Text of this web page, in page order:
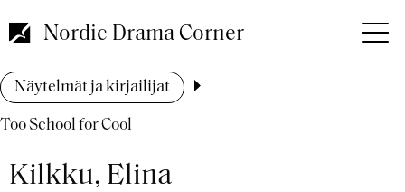
pääsisältöön
Nordic Drama Corner
Murupolku
Näytelmät ja kirjailijat
Too School for Cool
Kilkku, Elina